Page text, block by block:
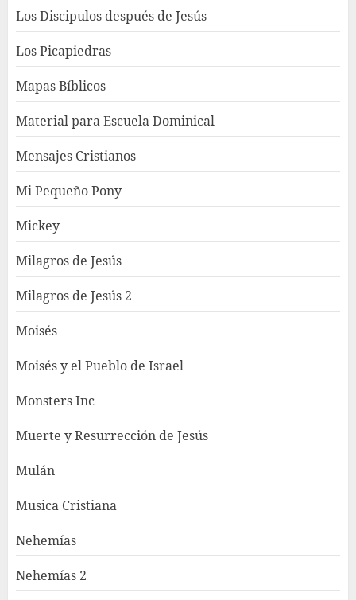
Los Discipulos después de Jesús
Los Picapiedras
Mapas Bíblicos
Material para Escuela Dominical
Mensajes Cristianos
Mi Pequeño Pony
Mickey
Milagros de Jesús
Milagros de Jesús 2
Moisés
Moisés y el Pueblo de Israel
Monsters Inc
Muerte y Resurrección de Jesús
Mulán
Musica Cristiana
Nehemías
Nehemías 2